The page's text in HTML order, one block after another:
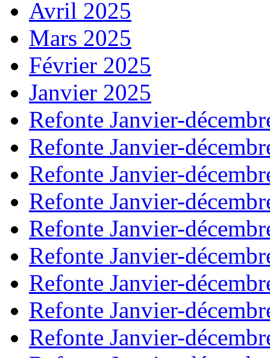
Avril 2025
Mars 2025
Février 2025
Janvier 2025
Refonte Janvier-
Refonte Janvier-
Refonte Janvier-
Refonte Janvier-
Refonte Janvier-
Refonte Janvier-
Refonte Janvier-
Refonte Janvier-
Refonte Janvier-